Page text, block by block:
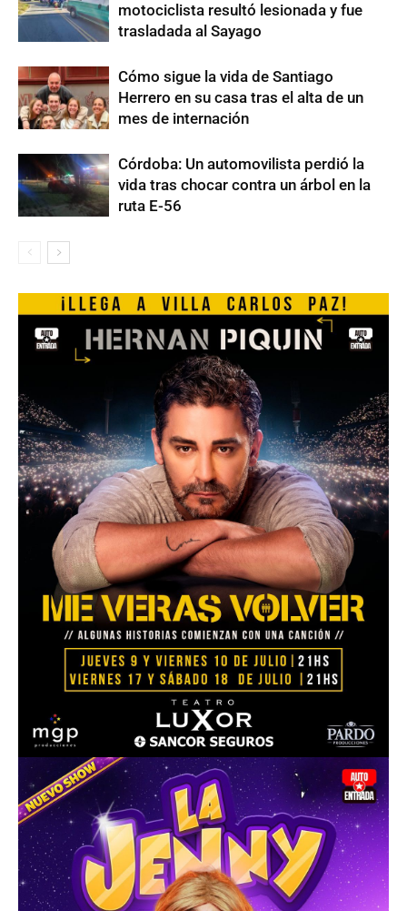
motociclista resultó lesionada y fue
trasladada al Sayago
Cómo sigue la vida de Santiago
Herrero en su casa tras el alta de un
mes de internación
Córdoba: Un automovilista perdió la
vida tras chocar contra un árbol en la
ruta E-56